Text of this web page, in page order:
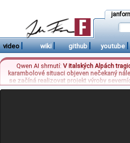
video | wiki | github | youtube |
Qwen AI shrnutí: V italských Alpách
karambolové situaci objeven nečekaný
se začíná realizovat projekt výroby
dochází k zajímavému trendu na